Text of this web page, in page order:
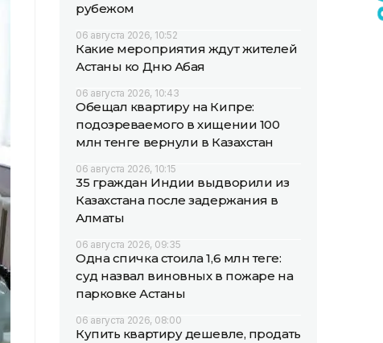
рубежом
06 августа 2026, 10:52
Какие мероприятия ждут жителей
Астаны ко Дню Абая
06 августа 2026, 10:43
Обещал квартиру на Кипре:
подозреваемого в хищении 100
млн тенге вернули в Казахстан
06 августа 2026, 10:15
35 граждан Индии выдворили из
Казахстана после задержания в
Алматы
06 августа 2026, 09:35
Одна спичка стоила 1,6 млн теңге:
суд назвал виновных в пожаре на
парковке Астаны
06 августа 2026, 08:00
Купить квартиру дешевле, продать